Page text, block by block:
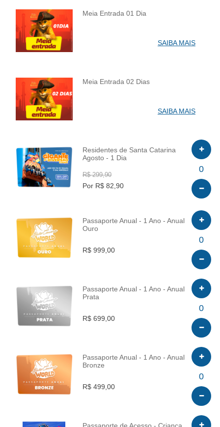
INFO
Meia Entrada 01 Dia
SAIBA MAIS
INFO
Meia Entrada 02 Dias
SAIBA MAIS
INFO
Residentes de Santa Catarina
Agosto - 1 Dia
R$ 299,90
Por R$ 82,90
0
INFO
Passaporte Anual - 1 Ano - Anual
Ouro
R$ 999,00
0
INFO
Passaporte Anual - 1 Ano - Anual
Prata
R$ 699,00
0
INFO
Passaporte Anual - 1 Ano - Anual
Bronze
R$ 499,00
0